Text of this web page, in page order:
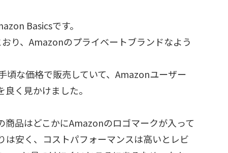
Basicsです。
り、Amazonのプライベートブランドなよう
頃な価格で販売していて、Amazonユーザー
く見かけました。
品はどこかにAmazonのロゴマークが入って
は安く、コストパフォーマンスは高いとレビ